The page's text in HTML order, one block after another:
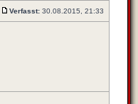
Verfasst: 30.08.2015, 21:33